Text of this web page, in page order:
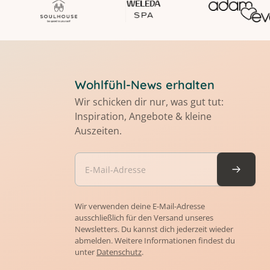
Wohlfühl-News erhalten
Wir schicken dir nur, was gut tut:
Inspiration, Angebote & kleine
Auszeiten.
Wir verwenden deine E-Mail-Adresse
ausschließlich für den Versand unseres
Newsletters. Du kannst dich jederzeit wieder
abmelden. Weitere Informationen findest du
unter Datenschutz.